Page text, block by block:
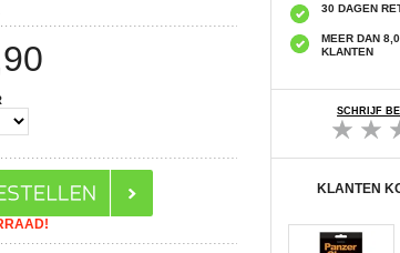
30 DAGEN
MEER DAN
KLANTEN
SCHRIJF
KLANTEN